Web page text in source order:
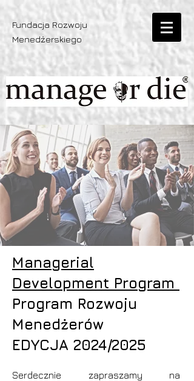
Fundacja Rozwoju
Menedżerskiego
Managerial
Development Program
Program Rozwoju
Menedżerów
EDYCJA 2024/2025
Serdecznie zapraszamy na